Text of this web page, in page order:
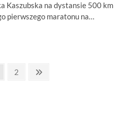
Kaszubska na dystansie 500 km
pierwszego maratonu na…
Page
2